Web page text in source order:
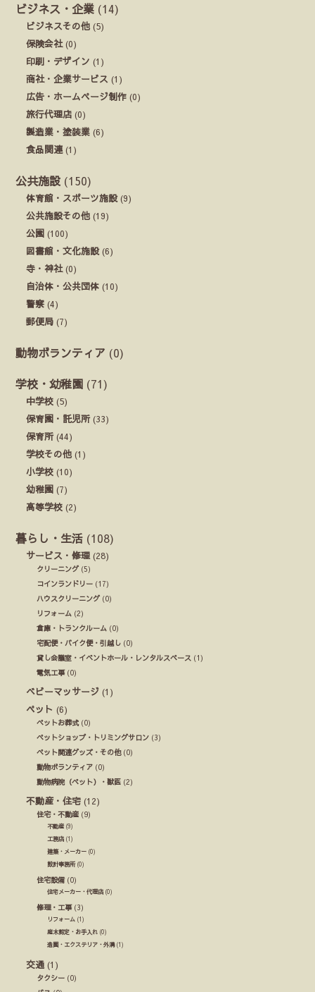
ビジネス・企業 (14)
ビジネスその他 (5)
保険会社(0)
印刷・デザイン (1)
商社・企業サービス (1)
広告・ホームページ制作 (0)
旅行代理店 (0)
製造業・塗装業 (6)
食品関連 (1)
公共施設 (150)
体育館・スポーツ施設(9)
公共施設その他 (19)
公園 (100)
図書館・文化施設(6)
寺・神社(0)
自治体・公共団体 (10)
警察 (4)
郵便局 (7)
動物ボランティア (0)
学校・幼稚園 (71)
中学校 (5)
保育園・託児所(33)
保育所(44)
学校その他 (1)
小学校 (10)
幼稚園 (7)
高等学校 (2)
暮らし・生活 (108)
サービス・修理 (28)
クリーニング(5)
コインランドリー (17)
ハウスクリーニング(0)
リフォーム (2)
倉庫・トランクルーム (0)
宅配便・バイク便・引越し (0)
貸し会議室・イベントホール・レンタルスペース (1)
電気工事(0)
ベビーマッサージ (1)
ペット (6)
ペットお葬式(0)
ペットショップ・トリミングサロン (3)
ペット関連グッズ・その他(0)
動物ボランティア (0)
動物病院（ペット）・獣医 (2)
不動産・住宅 (12)
住宅・不動産 (9)
不動産 (9)
工務店 (1)
建築・メーカー (0)
設計事務所(0)
住宅設備(0)
住宅メーカー・代理店 (0)
修理・工事(3)
リフォーム (1)
庭木剪定・お手入れ (0)
造園・エクステリア・外溝(1)
交通 (1)
タクシー (0)